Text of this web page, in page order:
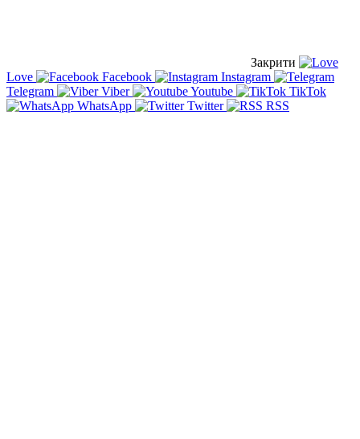
Закрити
Love
Facebook
Instagram
Telegram
Viber Youtube
TikTok
WhatsApp
Twitter RSS